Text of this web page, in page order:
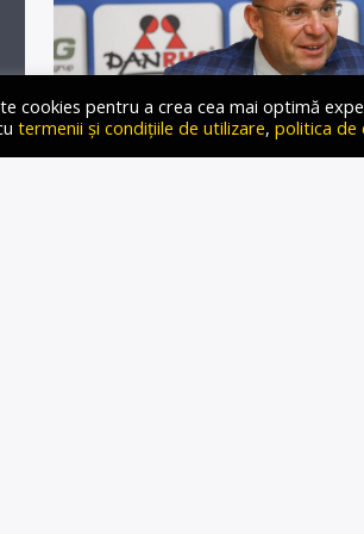
cookies pentru a crea cea mai optimă
termenii și condițiile de utilizare, politica de